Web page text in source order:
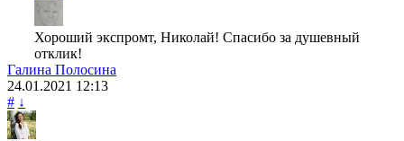
Хороший экспромт, Николай! Спасибо за душевный
отклик!
Галина Полосина
24.01.2021 12:13
# ↓